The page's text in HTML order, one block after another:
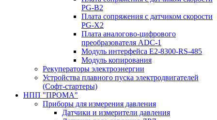
PG-B2
Плата сопряжения с датчиком скорости
PG-X2
Плата аналогово-цифрового
преобразователя ADC-1
Модуль интерфейса Е2-8300-RS-485
Модуль копирования
Рекуператоры электроэнергии
Устройства плавного пуска электродвигателей
(Софт-стартеры)
НПП "ПРОМА"
Приборы для измерения давления
Датчики и измерители давления